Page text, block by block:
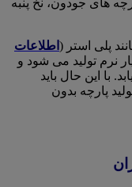
های جودون، نخ پنبه
پلی استر ( اطلاعات
نرم تولید می شود و
با این حال باید
پارچه بدون